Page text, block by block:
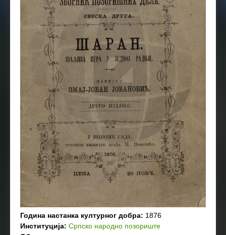
Година настанка културног добра: 1876
Институција: Српско народно позориште